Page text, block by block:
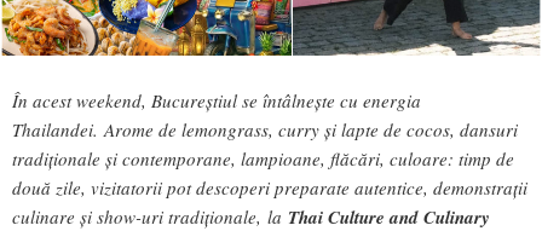
În acest weekend, Bucureștiul se întâlnește cu energia
Thailandei. Arome de lemongrass, curry și lapte de cocos, dansuri
tradiționale și contemporane, lampioane, flăcări, culoare: timp de
două zile, vizitatorii pot descoperi preparate autentice, demonstrații
culinare și show-uri tradiționale, la Thai Culture and Culinary